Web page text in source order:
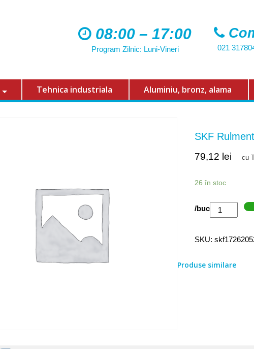
08:00 – 17:00
Program Zilnic: Luni-Vineri 021
Tehnica industriala Aluminiu, bronz, alama
SKF
79,12 lei cu
26 în stoc
Cantitate
/buc
SKU:
Produse similare